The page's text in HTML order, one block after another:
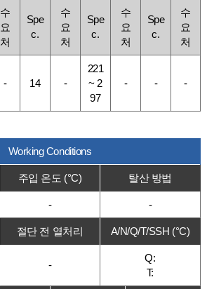
수
요
처
Spe
c.
수
요
처
Spe
c.
수
요
처
Spe
c.
수
요
처
- 14 -
221
~ 2
97
- - -
Working Conditions
주입 온도 (°C) 탈산 방법
- -
절단 전 열처리 A/N/Q/T/SSH (°C)
-
Q:
T: